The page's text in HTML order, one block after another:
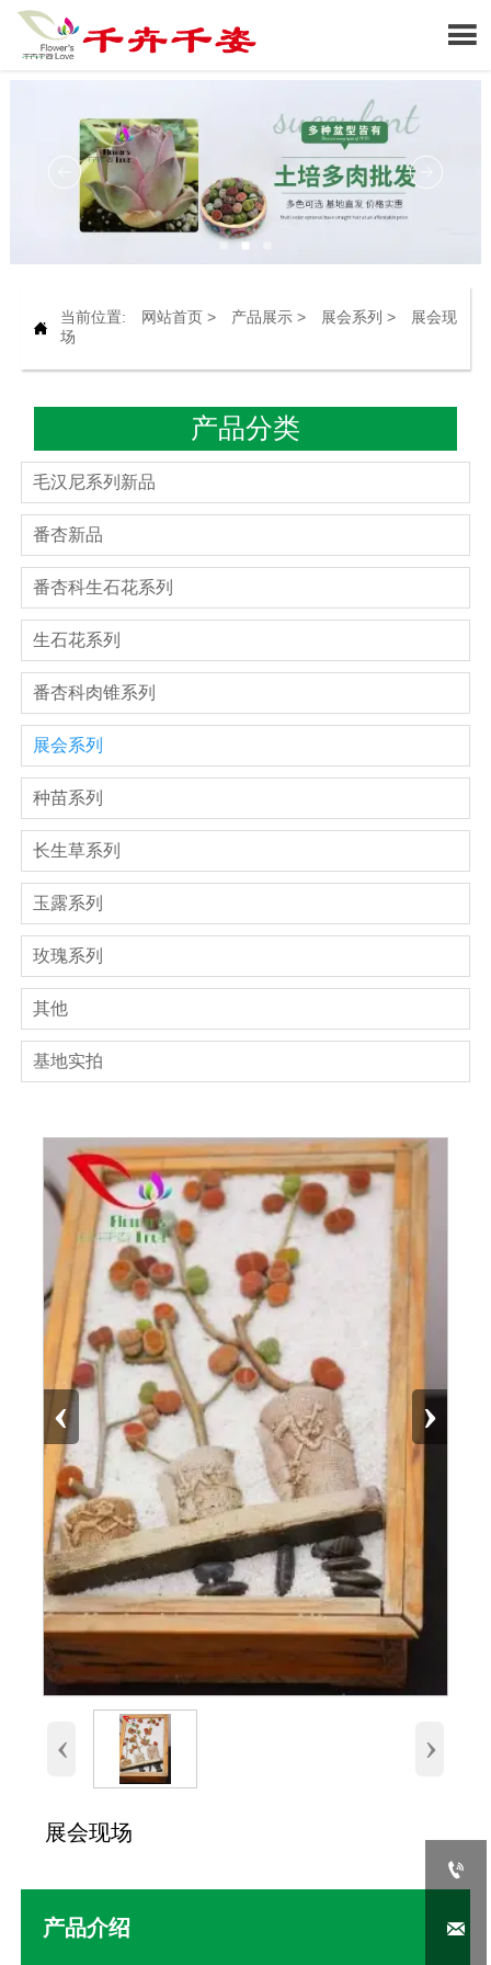


当前位置: 网站首页> 产品展示> 展会系列 >
展会现
场
产品分类
毛汉尼系列新品
番杏新品
番杏科生石花系列
生石花系列
番杏科肉锥系列
展会系列
种苗系列
长生草系列
玉露系列
玫瑰系列
其他
基地实拍
‹ ›
‹ ›
展会现场
产品介绍

